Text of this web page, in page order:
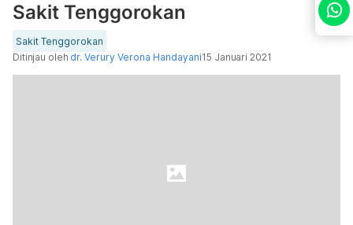
Sakit Tenggorokan
Sakit Tenggorokan
Ditinjau oleh dr. Verury Verona Handayani15 Januari 2021